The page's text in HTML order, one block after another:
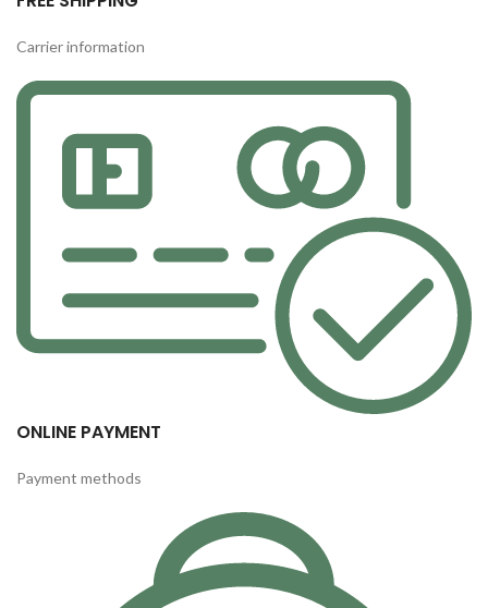
Carrier information
ONLINE PAYMENT
Payment methods